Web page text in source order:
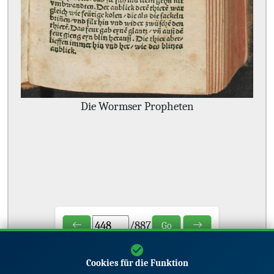
Die Wormser Propheten
/887 Go
Cookies für die Funktion